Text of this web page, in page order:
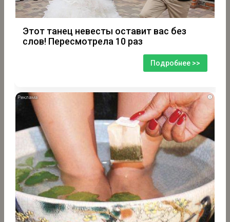
Этот танец невесты оставит вас без
слов! Пересмотрела 10 раз
Подробнее >>
i